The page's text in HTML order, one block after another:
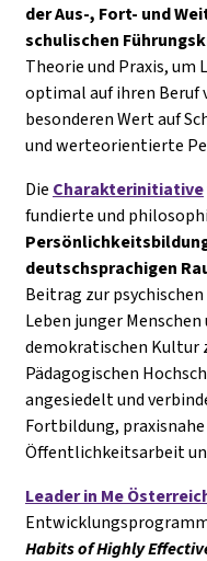
der Aus-, Fort- und
schulischen
Theorie und Praxis, um
optimal auf ihren Beruf
besonderen Wert auf
und werteorientierte
Die Charakterinitiative
fundierte und
deutschsprachigen
Beitrag zur
Leben junger
demokratischen Kultur
Pädagogischen
angesiedelt und
Fortbildung,
Öffentlichkeitsarbeit
Leader in Me
Habits of Highly